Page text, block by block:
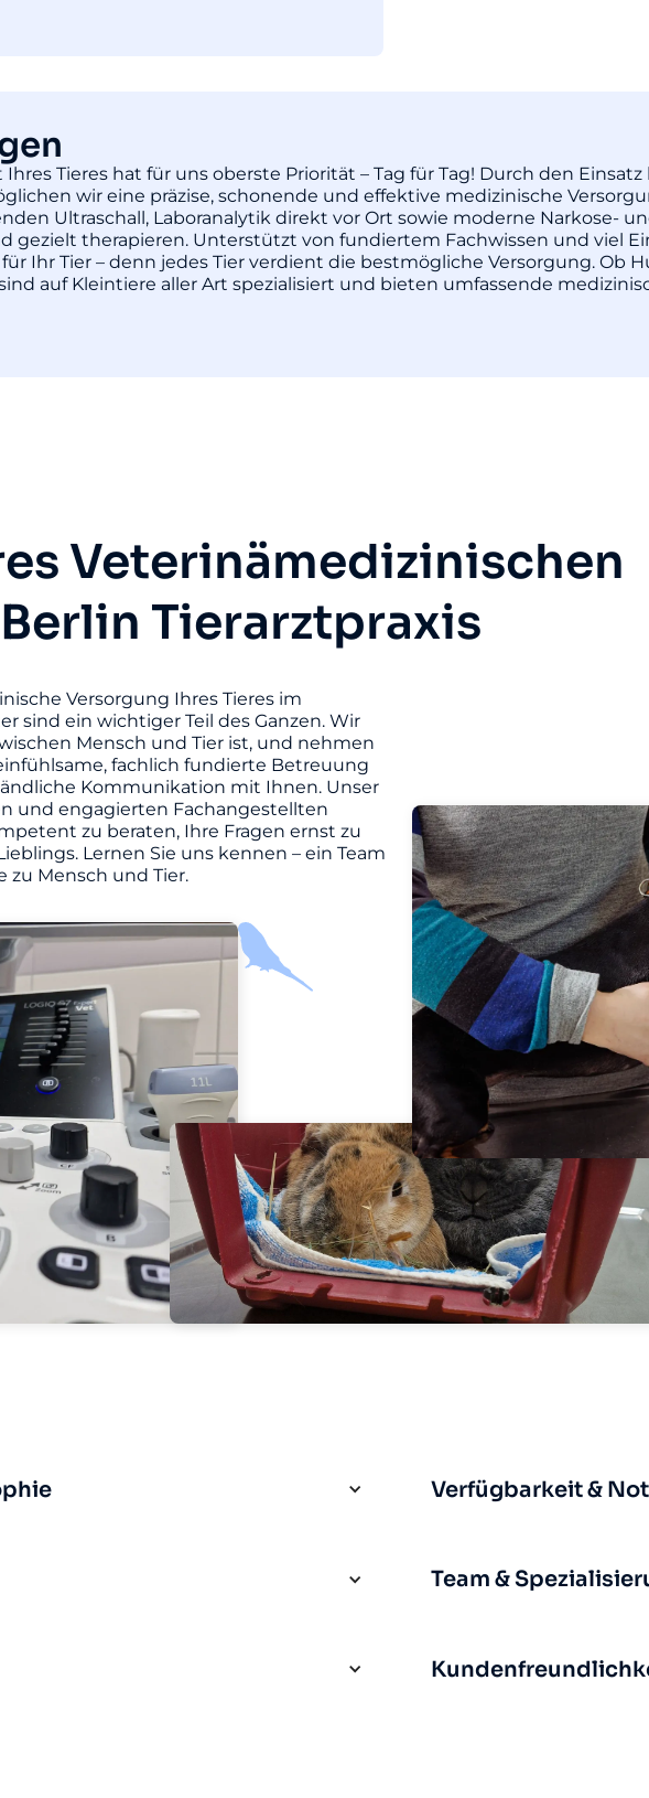
Tieres hat für uns oberste Priorität – Tag für Tag! Durch den
wir eine präzise, schonende und effektive medizinische
Ultraschall, Laboranalytik direkt vor Ort sowie moderne Narkose-
gezielt therapieren. Unterstützt von fundiertem Fachwissen und viel
Ihr Tier – denn jedes Tier verdient die bestmögliche Versorgung. Ob
auf Kleintiere aller Art spezialisiert und bieten umfassende
Veterinämedizinischen
Tierarztpraxis
Versorgung Ihres Tieres im
sind ein wichtiger Teil des Ganzen. Wir
Mensch und Tier ist, und nehmen
fachlich fundierte Betreuung
Kommunikation mit Ihnen. Unser
und engagierten Fachangestellten
zu beraten, Ihre Fragen ernst zu
Lernen Sie uns kennen – ein Team
zu Mensch und Tier.
Verfügbarkeit &
Team &